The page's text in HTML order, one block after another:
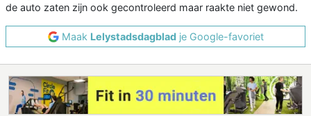
de auto zaten zijn ook gecontroleerd maar raakte niet gewond.
Maak Lelystadsdagbladje Google-favoriet